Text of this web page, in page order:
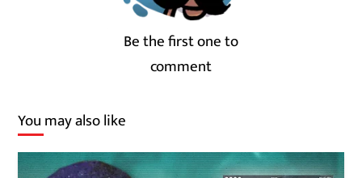
Be the first one to
comment
You may also like